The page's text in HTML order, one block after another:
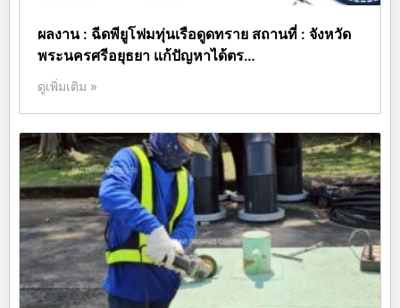
ผลงาน : ฉีดพียูโฟมทุ่นเรือดูดทราย สถานที่ : จังหวัด
พระนครศรีอยุธยา แก้ปัญหาได้ตร…
ดูเพิ่มเติม »